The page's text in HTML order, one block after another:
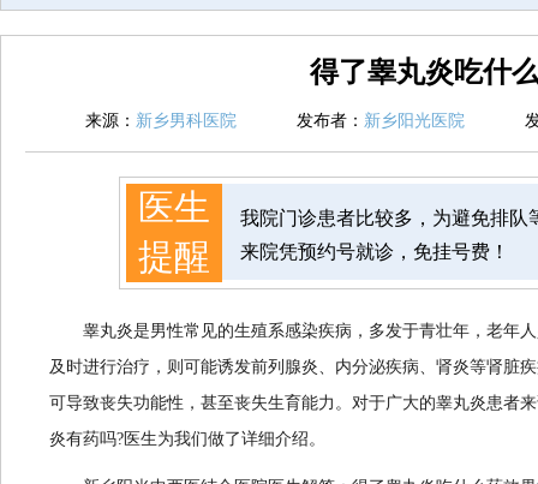
得了睾丸炎吃什
来源： 新乡男科医院 发布者： 新乡阳光医院
医生
提醒
我院门诊患者比较多，为避免排队
来院凭预约号就诊，免挂号费！
睾丸炎是男性常见的生殖系感染疾病，多发于青壮年，老年人
及时进行治疗，则可能诱发前列腺炎、内分泌疾病、肾炎等肾脏
可导致丧失功能性，甚至丧失生育能力。对于广大的睾丸炎患者
炎有药吗? 医生为我们做了详细介绍。